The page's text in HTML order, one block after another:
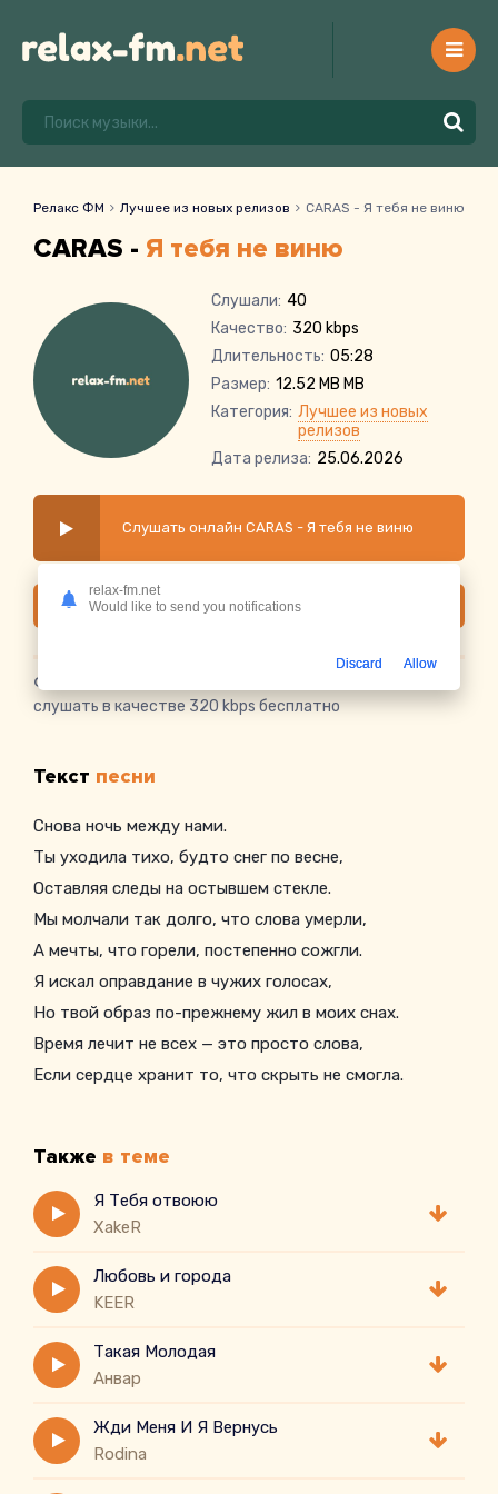
Релакс ФМ Лучшее из новых релизов CARAS - Я тебя не виню
CARAS - Я тебя не виню
Слушали: 40
Качество: 320 kbps
Длительность: 05:28
Размер: 12.52 MB MB
Категория: Лучшее из новых
релизов
Дата релиза: 25.06.2026
Слушать онлайн CARAS - Я тебя не виню
Скачать
Скачать песню CARAS - Я тебя не виню
слушать в качестве 320 kbps бесплатно
Текст песни
Снова ночь между нами.
Ты уходила тихо, будто снег по весне,
Оставляя следы на остывшем стекле.
Мы молчали так долго, что слова умерли,
А мечты, что горели, постепенно сожгли.
Я искал оправдание в чужих голосах,
Но твой образ по-прежнему жил в моих снах.
Время лечит не всех — это просто слова,
Если сердце хранит то, что скрыть не смогла.
Я тебя не виню,
Просто всё не сбылось.
Мы стояли у края,
Также в теме
Я Тебя отвоюю
XakeR
Любовь и города
KEER
Такая Молодая
Анвар
Жди Меня И Я Вернусь
Rodina
relax-fm.net
Would like to send you notifications
Discard Allow